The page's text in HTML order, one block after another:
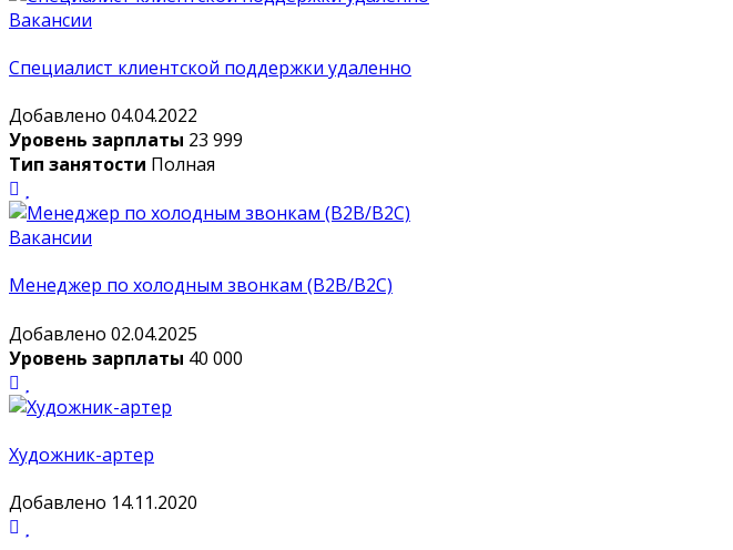
Вакансии
Специалист клиентской поддержки удаленно
Добавлено 04.04.2022
Уровень зарплаты 23 999
Тип занятости Полная
Вакансии
Менеджер по холодным звонкам (B2B/B2C)
Добавлено 02.04.2025
Уровень зарплаты 40 000
Художник-артер
Добавлено 14.11.2020